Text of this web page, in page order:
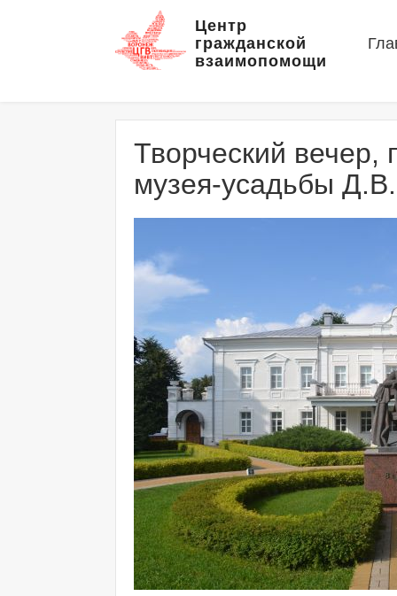
Центр
гражданской
взаимопомощи
Творческий
музея-усадьбы